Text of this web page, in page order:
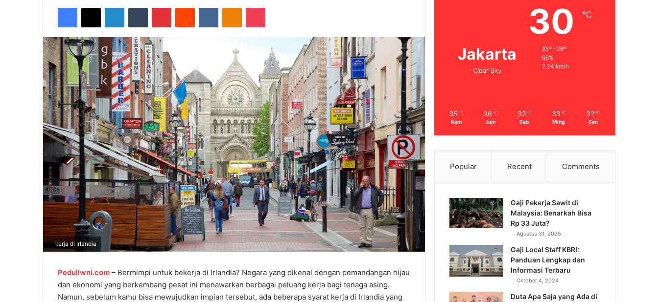
d
a
n
e
m
a
i
l
kerja di Irlandia
Peduliwni.com – Bermimpi untuk bekerja di Irlandia? Negara yang dikenal dengan pemandangan hijau
dan ekonomi yang berkembang pesat ini menawarkan berbagai peluang kerja bagi tenaga asing.
Namun, sebelum kamu bisa mewujudkan impian tersebut, ada beberapa syarat kerja di Irlandia yang
Jakarta
Clear Sky
30 ℃
35º - 26º
68%
2.24 km/h
35 ℃
Kam
36 ℃
Jum
32 ℃
Sab
33 ℃
Ming
32 ℃
Sen
Popular Recent Comments
Gaji Pekerja Sawit di
Malaysia: Benarkah Bisa
Rp 33 Juta?
Agustus 31, 2025
Gaji Local Staff KBRI:
Panduan Lengkap dan
Informasi Terbaru
Oktober 4, 2024
Duta Apa Saja yang Ada di